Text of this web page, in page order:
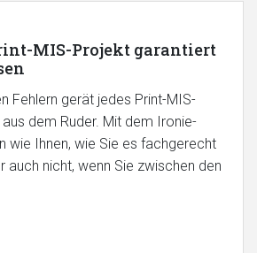
MIS-Projekt garantiert
Fehlern gerät jedes Print-MIS-
dem Ruder. Mit dem Ironie-
wie Ihnen, wie Sie es fachgerecht
auch nicht, wenn Sie zwischen den